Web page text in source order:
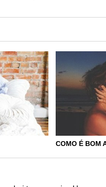
COMO É BOM